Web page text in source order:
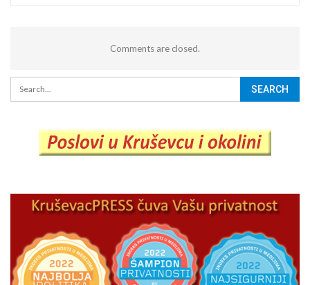
Comments are closed.